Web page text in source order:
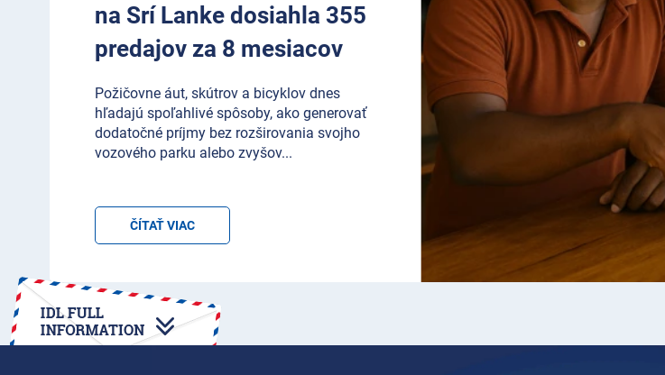
na Srí Lanke dosiahla 355
predajov za 8 mesiacov
Požičovne áut, skútrov a bicyklov dnes
hľadajú spoľahlivé spôsoby, ako generovať
dodatočné príjmy bez rozširovania svojho
vozového parku alebo zvyšov...
ČÍTAŤ VIAC